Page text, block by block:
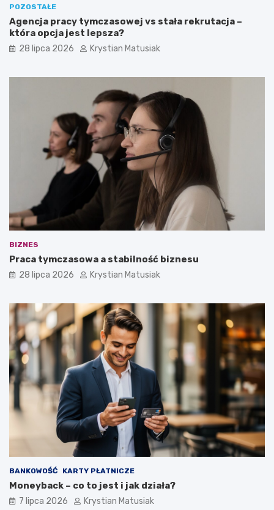
POZOSTAŁE
Agencja pracy tymczasowej vs stała rekrutacja –
która opcja jest lepsza?
28 lipca 2026 Krystian Matusiak
BIZNES
Praca tymczasowa a stabilność biznesu
28 lipca 2026 Krystian Matusiak
BANKOWOŚĆ KARTY PŁATNICZE
Moneyback – co to jest i jak działa?
7 lipca 2026 Krystian Matusiak